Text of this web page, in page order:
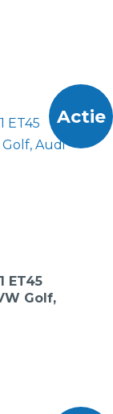
Actie
ET45
Golf,